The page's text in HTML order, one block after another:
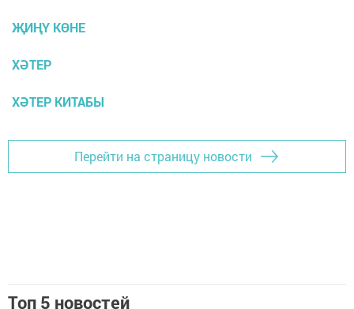
ҖИҢҮ КӨНЕ
ХӘТЕР
ХӘТЕР КИТАБЫ
Перейти на страницу новости
Топ 5 новостей